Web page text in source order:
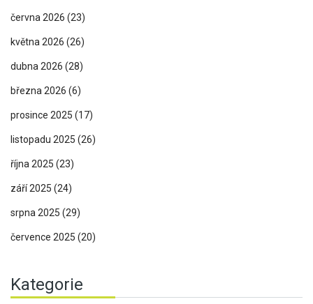
června 2026 (23)
května 2026 (26)
dubna 2026 (28)
března 2026 (6)
prosince 2025 (17)
listopadu 2025 (26)
října 2025 (23)
září 2025 (24)
srpna 2025 (29)
července 2025 (20)
Kategorie